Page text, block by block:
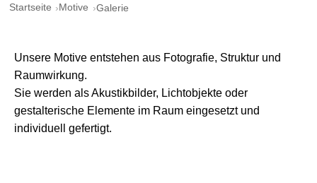
Startseite Motive Galerie
Unsere Motive entstehen aus Fotografie, Struktur und
Raumwirkung.
Sie werden als Akustikbilder, Lichtobjekte oder
gestalterische Elemente im Raum eingesetzt und
individuell gefertigt.